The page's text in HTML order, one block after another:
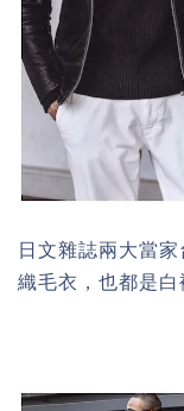
日文雜誌兩大當
織毛衣，也都是白